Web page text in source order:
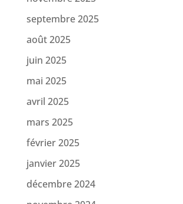
septembre 2025
août 2025
juin 2025
mai 2025
avril 2025
mars 2025
février 2025
janvier 2025
décembre 2024